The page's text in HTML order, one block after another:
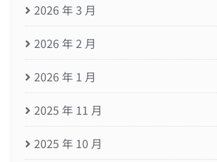
2026 年 3 月
2026 年 2 月
2026 年 1 月
2025 年 11 月
2025 年 10 月